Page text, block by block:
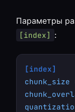
Параметры
[index] :
[index]
chunk_size